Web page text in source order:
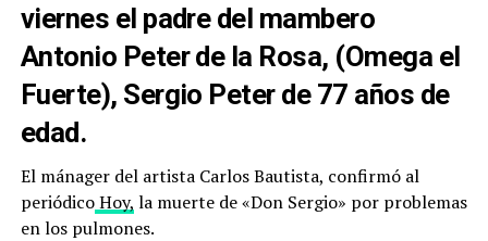
viernes el padre del mambero
Antonio Peter de la Rosa, (Omega el
Fuerte), Sergio Peter de 77 años de
edad.
El mánager del artista Carlos Bautista, confirmó al
periódicoHoy, la muerte de «Don Sergio» por problemas
en los pulmones.